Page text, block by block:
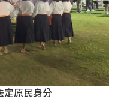
定原民身分